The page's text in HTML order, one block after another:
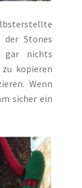
Stones
gar nichts
kopieren
Wenn
sicher ein